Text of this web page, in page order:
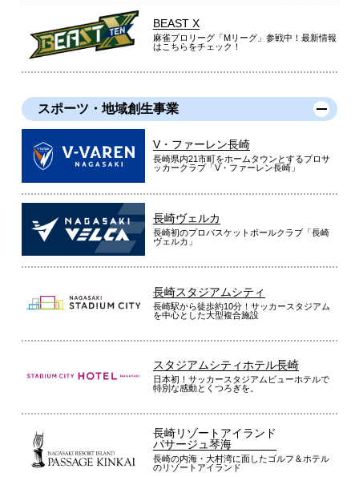
BEAST X
麻雀プロリーグ「Mリーグ」参戦中！最新情報
はこちらをチェック！
スポーツ・地域創生事業
V・ファーレン長崎
長崎県内21市町をホームタウンとするプロサ
ッカークラブ「V・ファーレン長崎」
長崎ヴェルカ
長崎初のプロバスケットボールクラブ「長崎
ヴェルカ」
長崎スタジアムシティ
長崎駅から徒歩約10分！サッカースタジアム
を中心とした大型複合施設
スタジアムシティホテル長崎
日本初！サッカースタジアムビューホテルで
特別な感動とくつろぎを。
長崎リゾートアイランド
パサージュ琴海
長崎の内海・大村湾に面したゴルフ＆ホテル
のリゾートアイランド